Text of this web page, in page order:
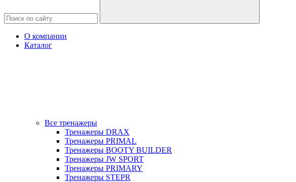
О компании
Каталог
Все тренажеры
Тренажеры DRAX
Тренажеры PRIMAL
Тренажеры BOOTY BUILDER
Тренажеры JW SPORT
Тренажеры PRIMARY
Тренажеры STEPR